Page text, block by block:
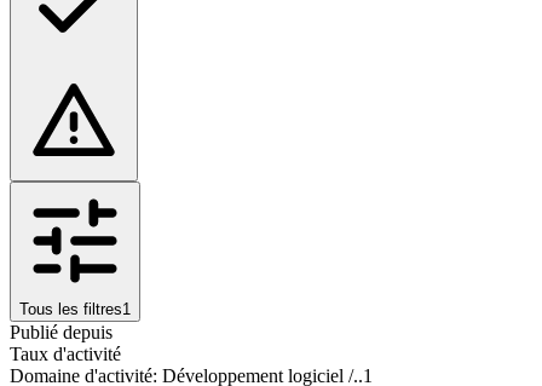
Tous les filtres1
Publié depuis
Taux d'activité
Domaine d'activité: Développement logiciel /..1